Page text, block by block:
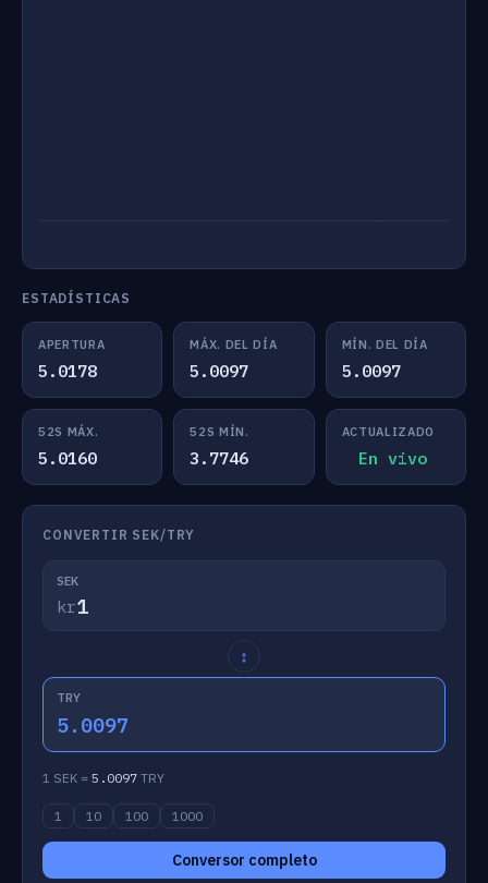
ESTADÍSTICAS
APERTURA
5.0178
MÁX. DEL DÍA
5.0097
MÍN. DEL DÍA
5.0097
52S MÁX.
5.0160
52S MÍN.
3.7746
ACTUALIZADO
En vivo
CONVERTIR SEK/TRY
SEK
kr
↕
TRY
5.0097
1 SEK = 5.0097 TRY
1 10 100 1000
Conversor completo